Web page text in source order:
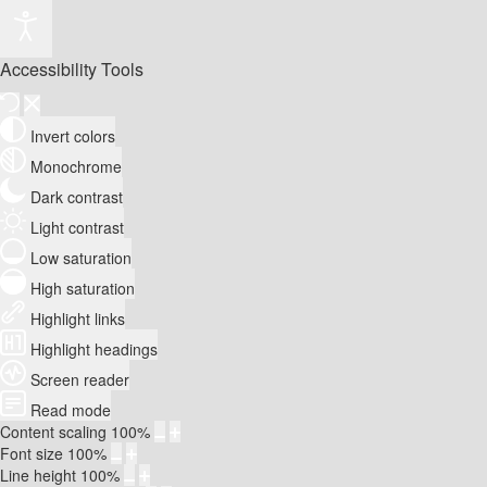
Accessibility Tools
Invert colors
Monochrome
Dark contrast
Light contrast
Low saturation
High saturation
Highlight links
Highlight headings
Screen reader
Read mode
Content scaling 100%
Font size 100%
Line height 100%